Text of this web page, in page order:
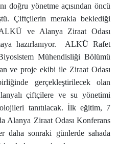
doğru yönetme açısından öncü
Çiftçilerin merakla beklediği
ve Alanya Ziraat Odası
hazırlanıyor. ALKÜ Rafet
Mühendisliği Bölümü
ve proje ekibi ile Ziraat Odası
gerçekleştirilecek olan
çiftçilere ve su yönetimi
tanıtılacak. İlk eğitim, 7
Alanya Ziraat Odası Konferans
daha sonraki günlerde sahada